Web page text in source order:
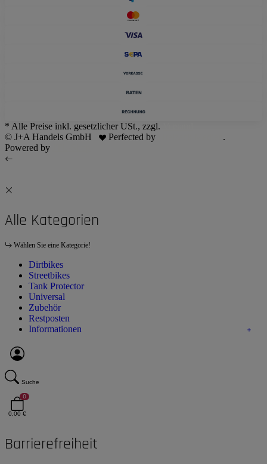
* Alle Preise inkl. gesetzlicher USt., zzgl.
© J+A Handels GmbH
Perfected by
.
Powered by
Alle Kategorien
Wählen Sie eine Kategorie!
Dirtbikes
Streetbikes
Tank Protector
Universal
Zubehör
Restposten
Informationen
Suche
0
0,00 €
Barrierefreiheit